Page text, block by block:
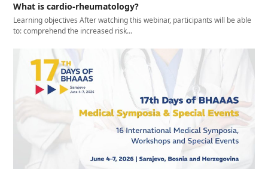
What is cardio-rheumatology?
Learning objectives After watching this webinar, participants will be able
to: comprehend the increased risk…